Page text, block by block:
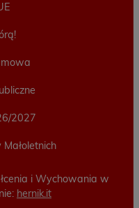
2027
i Wychowania w
hernik.it